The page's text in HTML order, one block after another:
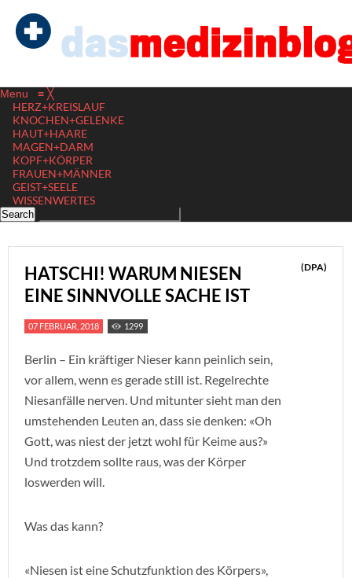
Menu ≡ ╳
HERZ+KREISLAUF
KNOCHEN+GELENKE
HAUT+HAARE
MAGEN+DARM
KOPF+KÖRPER
FRAUEN+MÄNNER
GEIST+SEELE
WISSENWERTES
HATSCHI! WARUM NIESEN
EINE SINNVOLLE SACHE IST
(DPA)
07 FEBRUAR, 2018 1299
Berlin – Ein kräftiger Nieser kann peinlich sein,
vor allem, wenn es gerade still ist. Regelrechte
Niesanfälle nerven. Und mitunter sieht man den
umstehenden Leuten an, dass sie denken: «Oh
Gott, was niest der jetzt wohl für Keime aus?»
Und trotzdem sollte raus, was der Körper
loswerden will.
Was das kann?
«Niesen ist eine Schutzfunktion des Körpers»,